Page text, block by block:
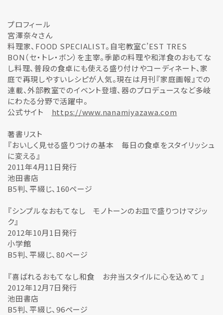
プロフィール
宮澤奈々さん
料理家、FOOD SPECIALIST。自宅教室C’EST TRES
BON（セ・トレ・ボン）を主宰。季節の料理や和洋食のおもてな
し料理、普段の食卓にも使える盛り付けやコーディネート、家
庭で再現しやすいレシピが人気。現在は月刊『家庭画報』での
連載、外部教室でのイベント登壇、器のプロデュースなど多岐
にわたる分野で活躍中。
公式サイト https://www.nanamiyazawa.com
著書リスト
『おいしく見せる盛りつけの基本 毎日の食卓をスタイリッシュ
に変える』
2011年4月11日発行
池田書店
B5判、平綴じ、160ページ
『シンプルなおもてなし モノトーンのお皿で盛りつけマジッ
ク』
2012年10月1日発行
小学館
B5判、平綴じ、80ページ
『喜ばれるおもてなし和食 お弁当スタイルに心を込めて 』
2012年12月7日発行
池田書店
B5判、平綴じ、96ページ